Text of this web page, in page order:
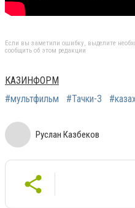
Если вы заметили ошибку, выделите
сообщить об этом редакции
КАЗИНФОРМ
#мультфильм
#Тачки-3
Руслан Казбеков